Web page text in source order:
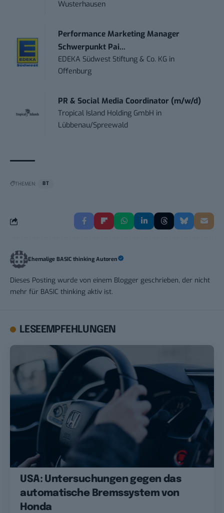
Wusterhausen
Performance Marketing Manager
Schwerpunkt Pai...
EDEKA Südwest Stiftung & Co. KG in
Offenburg
PR & Social Media Coordinator (m/w/d)
Tropical Island Holding GmbH in
Lübbenau/Spreewald
THEMEN: BT
Ehemalige BASIC thinking Autoren
Dieses Posting wurde von einem Blogger geschrieben, der nicht
mehr für BASIC thinking aktiv ist.
LESEEMPFEHLUNGEN
USA: Untersuchungen gegen das
automatische Bremssystem von
Honda